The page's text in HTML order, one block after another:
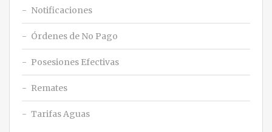
Notificaciones
Órdenes de No Pago
Posesiones Efectivas
Remates
Tarifas Aguas